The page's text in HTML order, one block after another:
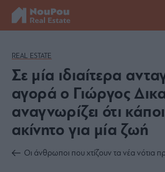
REAL ESTATE
Σε μία ιδιαίτερα
αγορά ο Γιώργος
αναγνωρίζει ότι
ακίνητο για μία ζωή
Οι άνθρωποι που χτίζουν τα νέα νότια